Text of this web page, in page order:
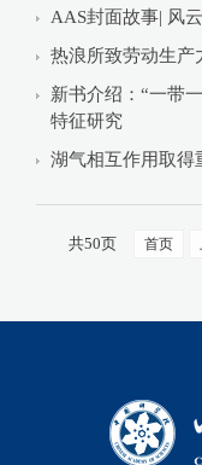
AAS封面故事| 风
热浪所致劳动生产
新书介绍：“一带
特征研究
湖气相互作用取得
共50页 首页